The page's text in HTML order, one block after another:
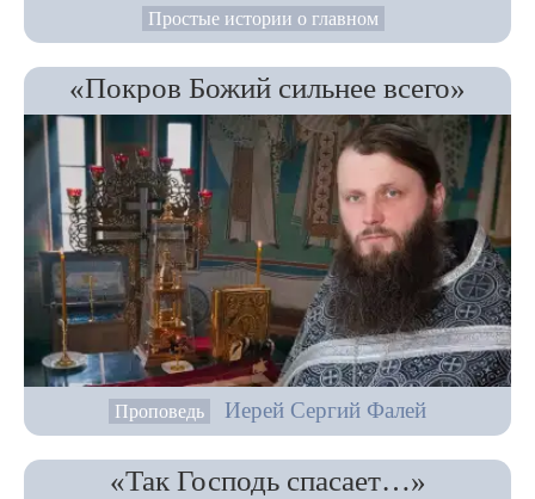
Простые истории о главном
«Покров Божий сильнее всего»
Проповедь Иерей Сергий Фалей
«Так Господь спасает…»